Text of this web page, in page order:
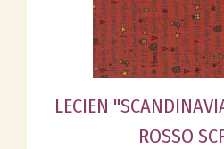
LECIEN
ROSSO